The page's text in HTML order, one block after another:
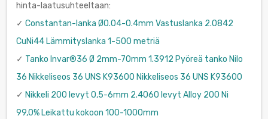
hinta-laatusuhteeltaan:
✓ Constantan-lanka Ø0.04-0.4mm Vastuslanka 2.0842
CuNi44 Lämmityslanka 1-500 metriä
✓ Tanko Invar®36 Ø 2mm-70mm 1.3912 Pyöreä tanko Nilo
36 Nikkeliseos 36 UNS K93600 Nikkeliseos 36 UNS K93600
✓ Nikkeli 200 levyt 0,5-6mm 2.4060 levyt Alloy 200 Ni
99,0% Leikattu kokoon 100-1000mm